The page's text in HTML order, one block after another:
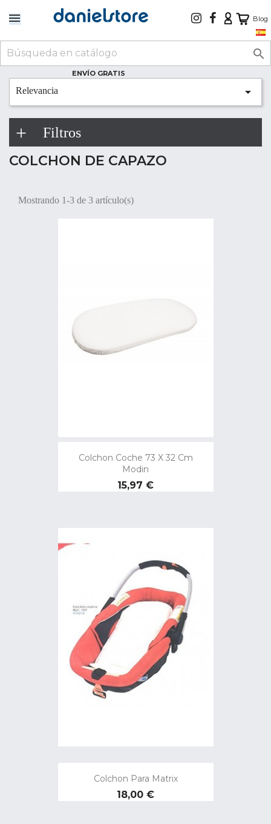
Blog

ENVÍO GRATIS
Relevancia 
Filtros
COLCHON DE CAPAZO
Mostrando 1-3 de 3 artículo(s)
Colchon Coche 73 X 32 Cm
Modin
Precio
15,97 €
Colchon Para Matrix
Precio
18,00 €